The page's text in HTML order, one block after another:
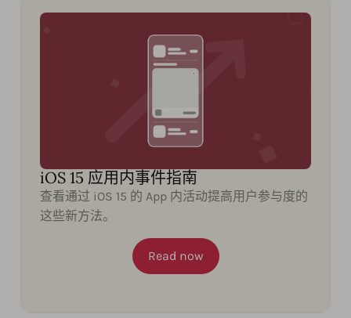
iOS 15 应用内事件指南
查看通过 iOS 15 的 App 内活动提高用户参与度的
这些新方法。
Read now